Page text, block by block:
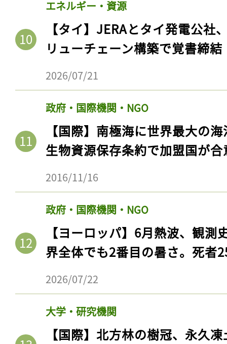
エネルギー・資源
【タイ】JERAとタイ発電公社
リューチェーン構築で覚書締結
2026/07/21
政府・国際機関・NGO
【国際】南極海に世界最大の
生物資源保存条約で加盟国が合
2016/11/16
政府・国際機関・NGO
【ヨーロッパ】6月熱波、観
界全体でも2番目の暑さ。死者
2026/07/22
大学・研究機関
【国際】北方林の樹冠、永久